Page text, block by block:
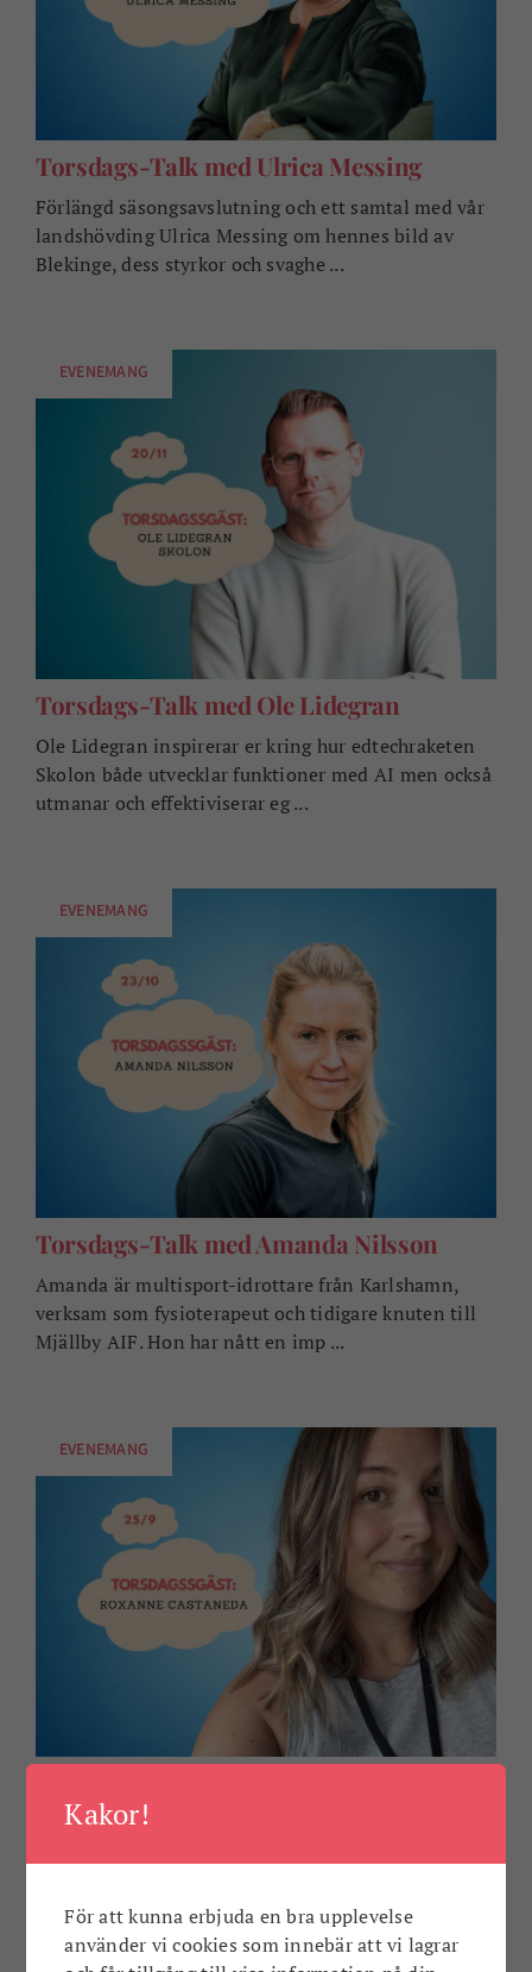
Torsdags-Talk med Ulrica Messing
Förlängd säsongsavslutning och ett samtal med vår
landshövding Ulrica Messing om hennes bild av
Blekinge, dess styrkor och svaghe ...
EVENEMANG
Torsdags-Talk med Ole Lidegran
Ole Lidegran inspirerar er kring hur edtechraketen
Skolon både utvecklar funktioner med AI men också
utmanar och effektiviserar eg ...
EVENEMANG
Torsdags-Talk med Amanda Nilsson
Amanda är multisport-idrottare från Karlshamn,
verksam som fysioterapeut och tidigare knuten till
Mjällby AIF. Hon har nått en imp ...
EVENEMANG
Med ett brinnande intresse för musik jobbar
Kakor!
För att kunna erbjuda en bra upplevelse
använder vi cookies som innebär att vi lagrar